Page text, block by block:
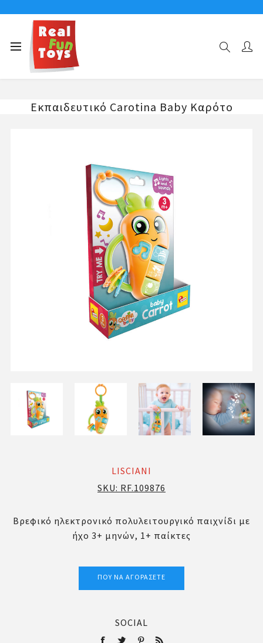
Αρχική σελίδα
Παιχνίδια για μωρά 0 έως 1 ετών
Εκπαιδευτικό Carotina Baby Καρότο
Εκπαιδευτικό Carotina Baby Καρότο
LISCIANI
SKU: RF.109876
Βρεφικό ηλεκτρονικό πολυλειτουργικό παιχνίδι με
ήχο 3+ μηνών, 1+ παίκτες
ΠΟΎ ΝΑ ΑΓΟΡΆΣΕΤΕ
SOCIAL